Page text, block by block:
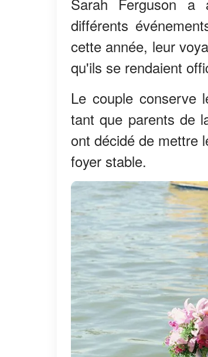
différents
cette année, leur
qu'ils se rendaient
Le couple conserve
tant que parents de
ont décidé de mettre
foyer stable.